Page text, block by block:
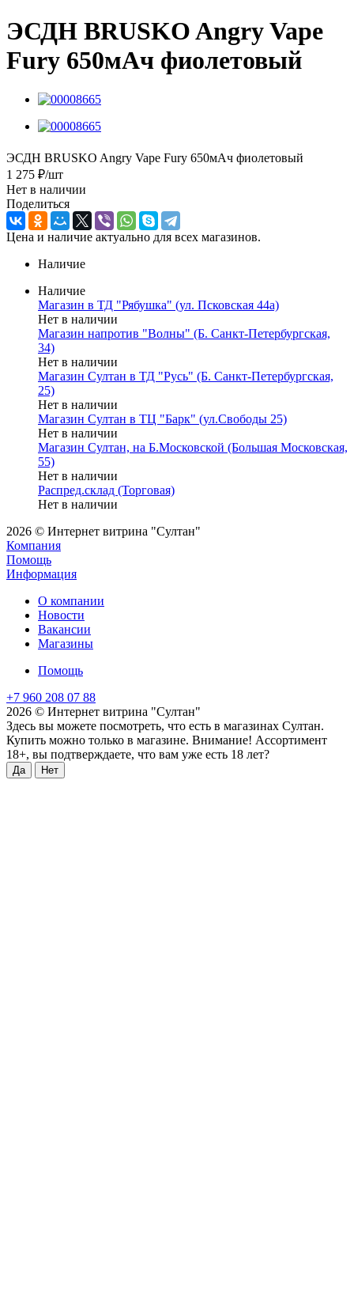
ЭСДН BRUSKO Angry Vape
Fury 650мАч фиолетовый
ЭСДН BRUSKO Angry Vape Fury 650мАч фиолетовый
1 275 ₽/шт
Нет в наличии
Поделиться
Цена и наличие актуально для всех магазинов.
Наличие
Наличие
Магазин в ТД "Рябушка" (ул. Псковская 44а)
Нет в наличии
Магазин напротив "Волны" (Б. Санкт-Петербургская,
34)
Нет в наличии
Магазин Султан в ТД "Русь" (Б. Санкт-Петербургская,
25)
Нет в наличии
Магазин Султан в ТЦ "Барк" (ул.Свободы 25)
Нет в наличии
Магазин Султан, на Б.Московской (Большая Московская,
55)
Нет в наличии
Распред.склад (Торговая)
Нет в наличии
2026 © Интернет витрина "Султан"
Компания
Помощь
Информация
О компании
Новости
Вакансии
Магазины
Помощь
+7 960 208 07 88
2026 © Интернет витрина "Султан"
Здесь вы можете посмотреть, что есть в магазинах Султан.
Купить можно только в магазине. Внимание! Ассортимент
18+, вы подтверждаете, что вам уже есть 18 лет?